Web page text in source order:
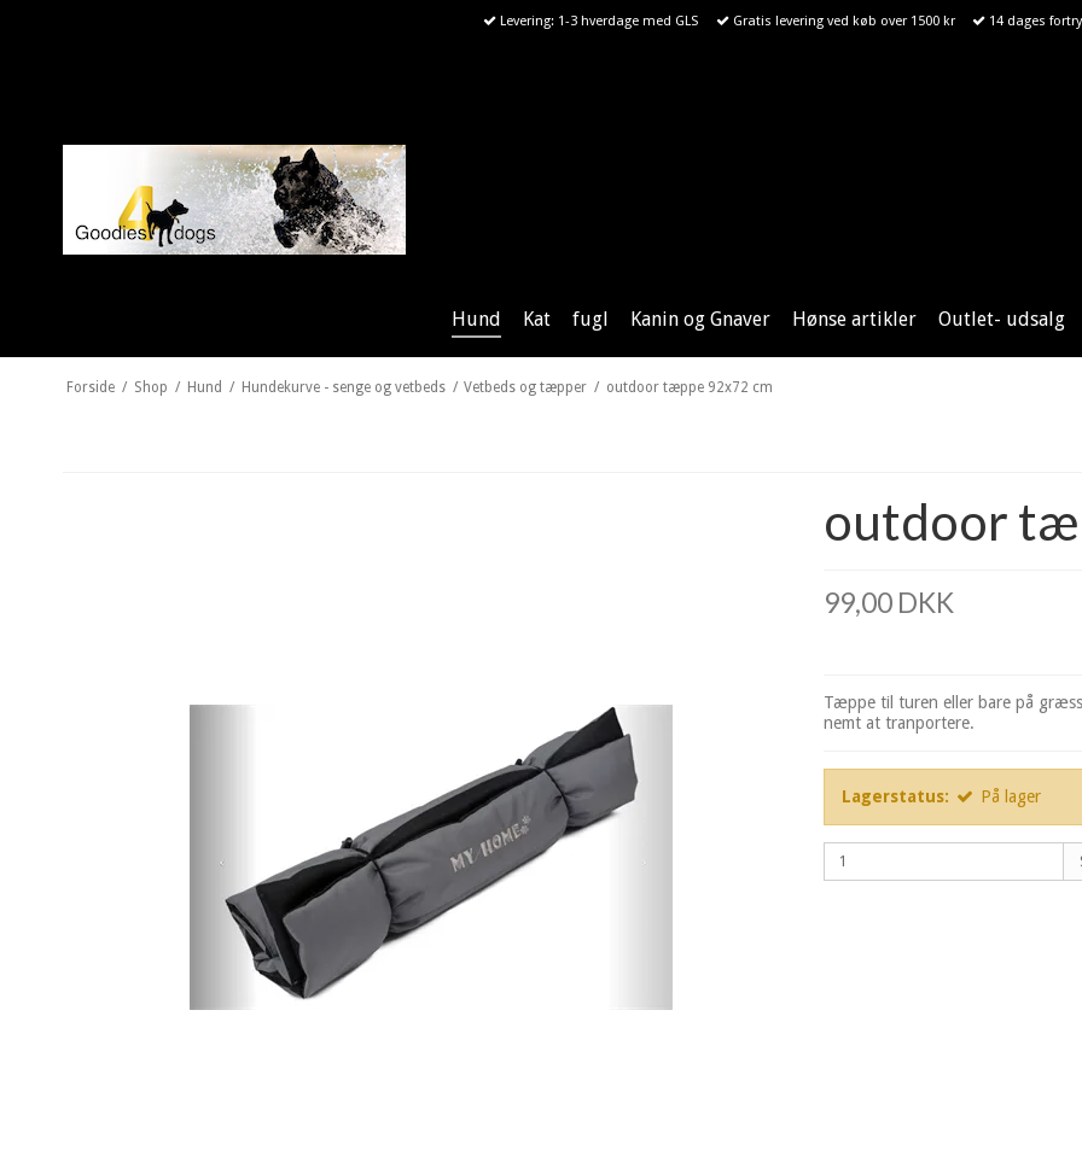
Levering: 1-3 hverdage med GLS Gratis levering ved køb over 1500 kr 14 dages
Hund Kat fugl Kanin og Gnaver Hønse artikler Outlet- udsalg
Forside / Shop / Hund / Hundekurve - senge og vetbeds / Vetbeds og tæpper / outdoor tæppe 92x72 cm
outdoor
99,00 DKK
Tæppe til turen eller bare på
nemt at tranportere.
Lagerstatus: På lager